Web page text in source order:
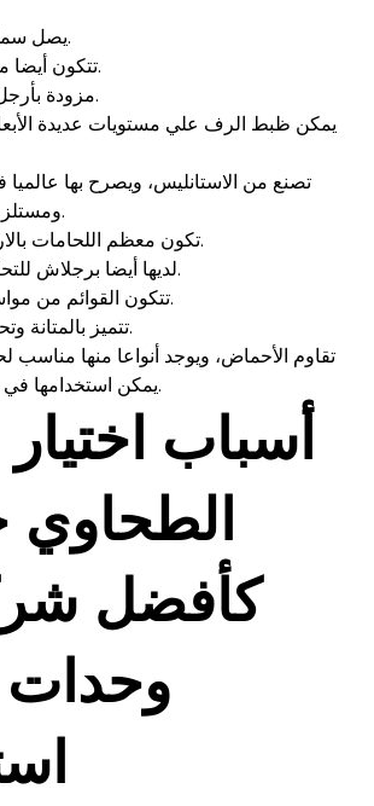
يصل سمك الرف إلى 1 مم.
تتكون أيضا من 4 رف استانلس.
مزودة بأرجل زواياه 4 × 4 سم.
تصنع من الاستانليس، ويصرح بها
ومستلزمات المستشفيات.
تكون معظم اللحامات بالارجون الغير ظاهرة.
لديها أيضا برجلاش للتحكم في الارتفاعات.
تتكون القوائم من مواسير بمقاسات 4*4.
تتميز بالمتانة وتحمل الأوزان الثقيلة.
تقاوم الأحماض، ويوجد أنواعا منها
يمكن استخدامها في المطاعم والفنادق.
أسباب
كأفضل